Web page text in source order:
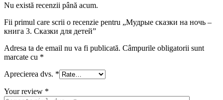
Nu există recenzii până acum.
Fii primul care scrii o recenzie pentru „Мудрые сказки на ночь –
книга 3. Сказки для детей”
Adresa ta de email nu va fi publicată. Câmpurile obligatorii sunt
marcate cu *
Aprecierea dvs. *
Your review *